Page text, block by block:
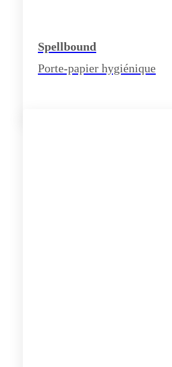
Spellbound
Porte-papier hygiénique